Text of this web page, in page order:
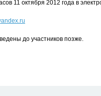
11 октября 2012 года в
до участников позже.